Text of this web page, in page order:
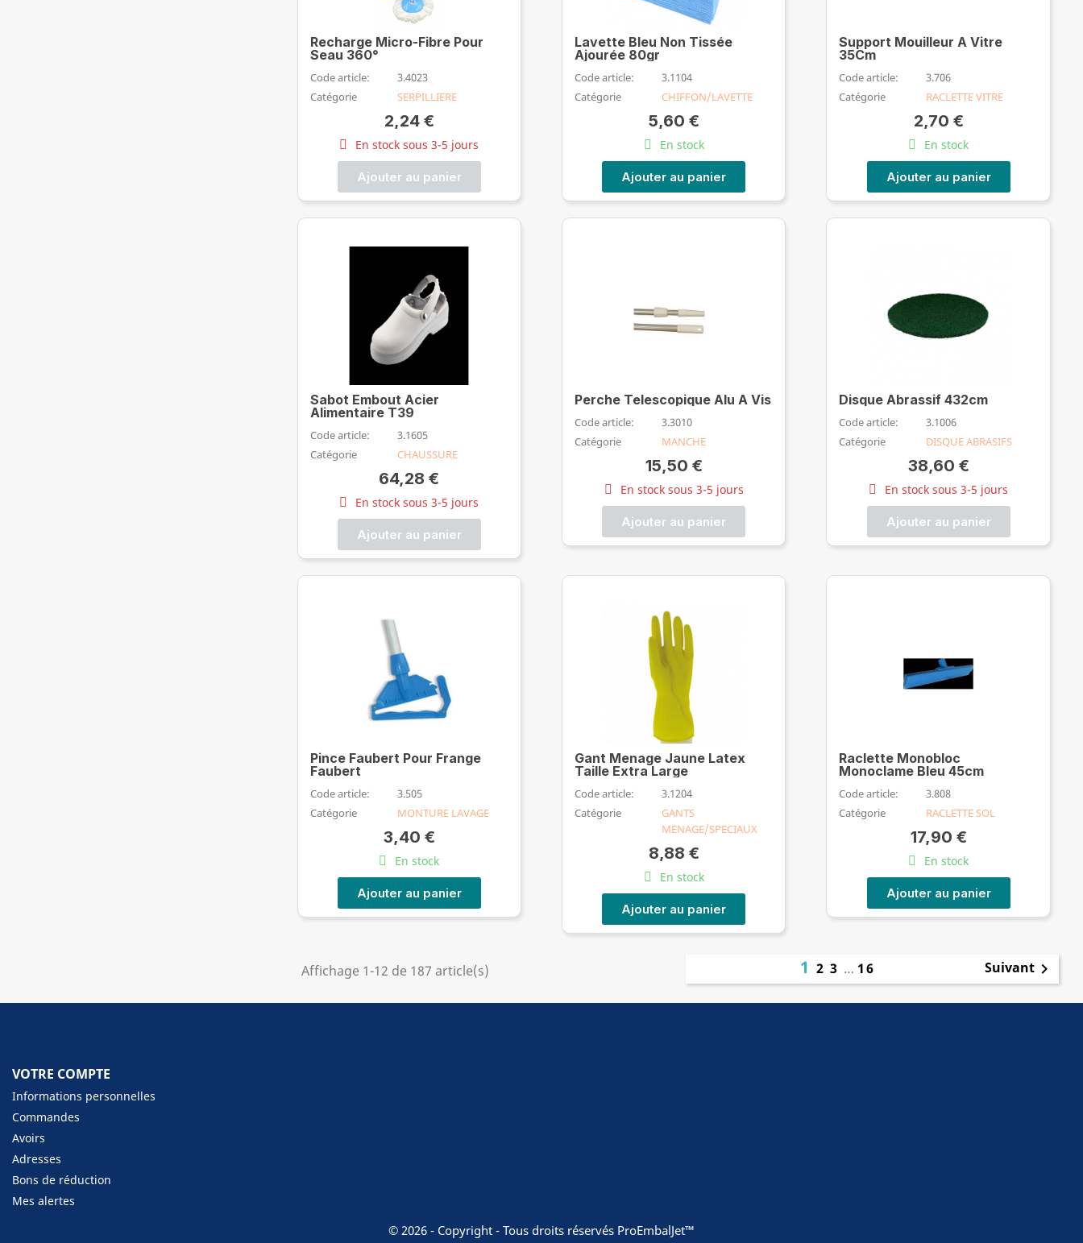
Recharge Micro-Fibre Pour
Seau 360°
Code article:
3.4023
Catégorie
SERPILLIERE
2,24 €
En stock sous 3-5 jours
Ajouter au panier
Lavette Bleu Non Tissée
Ajourée 80gr
Code article:
3.1104
Catégorie
CHIFFON/LAVETTE
5,60 €
En stock
Ajouter au panier
Support Mouilleur A Vitre
35Cm
Code article:
3.706
Catégorie
RACLETTE VITRE
2,70 €
En stock
Ajouter au panier
Sabot Embout Acier
Alimentaire T39
Code article:
3.1605
Catégorie
CHAUSSURE
64,28 €
En stock sous 3-5 jours
Ajouter au panier
Perche Telescopique Alu A Vis
Code article:
3.3010
Catégorie
MANCHE
15,50 €
En stock sous 3-5 jours
Ajouter au panier
Disque Abrassif 432cm
Code article:
3.1006
Catégorie
DISQUE ABRASIFS
38,60 €
En stock sous 3-5 jours
Ajouter au panier
Pince Faubert Pour Frange
Faubert
Code article:
3.505
Catégorie
MONTURE LAVAGE
3,40 €
En stock
Ajouter au panier
Gant Menage Jaune Latex
Taille Extra Large
Code article:
3.1204
Catégorie
GANTS
MENAGE/SPECIAUX
8,88 €
En stock
Ajouter au panier
Raclette Monobloc
Monoclame Bleu 45cm
Code article:
3.808
Catégorie
RACLETTE SOL
17,90 €
En stock
Ajouter au panier
Affichage 1-12 de 187 article(s) 123 … 16 Suivant
VOTRE COMPTE
Informations personnelles
Commandes
Avoirs
Adresses
Bons de réduction
Mes alertes
© 2026 - Copyright - Tous droits réservés ProEmbalJet™